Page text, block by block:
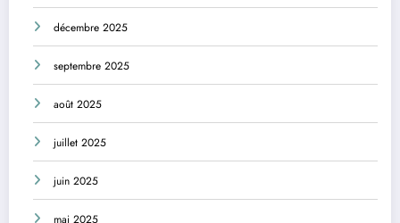
décembre 2025
septembre 2025
août 2025
juillet 2025
juin 2025
mai 2025